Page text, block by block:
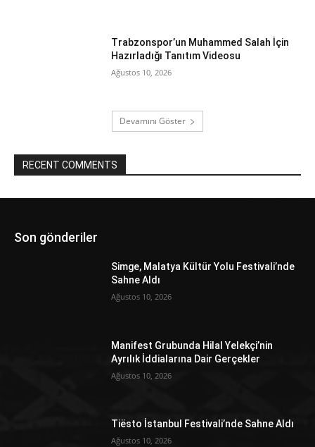
Trabzonspor’un Muhammed Salah İçin
Hazırladığı Tanıtım Videosu
Ağustos 10, 2026
Devamını Göster
RECENT COMMENTS
Son gönderiler
Simge, Malatya Kültür Yolu Festivali’nde
Sahne Aldı
Ağustos 10, 2026
Manifest Grubunda Hilal Yelekçi’nin
Ayrılık İddialarına Dair Gerçekler
Ağustos 10, 2026
Tiësto İstanbul Festivali’nde Sahne Aldı
Ağustos 10, 2026